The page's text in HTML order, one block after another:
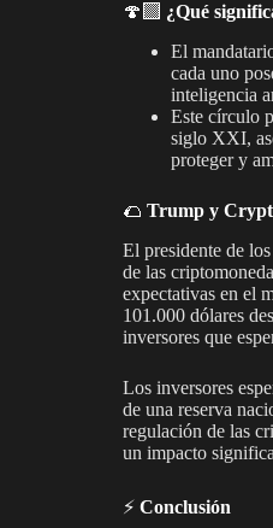
🍄‍🟫 ¿Qué
El
cada uno
inteligencia
Este círculo
siglo XXI,
proteger y
🌮 Trump y
El presidente de
de las
expectativas en el
101.000 dólares
inversores que
Los inversores
de una reserva
regulación de las
un impacto
⚡️ Conclusión